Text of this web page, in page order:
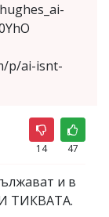
p/ai-isnt-
14 47
и в
ТИКВАТА.